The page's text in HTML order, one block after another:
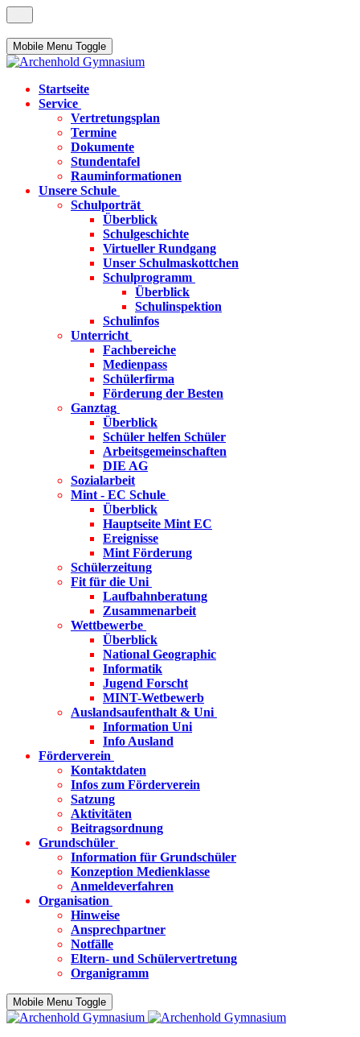
Mobile Menu Toggle
Startseite
Service
Vertretungsplan
Termine
Dokumente
Stundentafel
Rauminformationen
Unsere Schule
Schulporträt
Überblick
Schulgeschichte
Virtueller Rundgang
Unser Schulmaskottchen
Schulprogramm
Überblick
Schulinspektion
Schulinfos
Unterricht
Fachbereiche
Medienpass
Schülerfirma
Förderung der Besten
Ganztag
Überblick
Schüler helfen Schüler
Arbeitsgemeinschaften
DIE AG
Sozialarbeit
Mint - EC Schule
Überblick
Hauptseite Mint EC
Ereignisse
Mint Förderung
Schülerzeitung
Fit für die Uni
Laufbahnberatung
Zusammenarbeit
Wettbewerbe
Überblick
National Geographic
Informatik
Jugend Forscht
MINT-Wetbewerb
Auslandsaufenthalt & Uni
Information Uni
Info Ausland
Förderverein
Kontaktdaten
Infos zum Förderverein
Satzung
Aktivitäten
Beitragsordnung
Grundschüler
Information für Grundschüler
Konzeption Medienklasse
Anmeldeverfahren
Organisation
Hinweise
Ansprechpartner
Notfälle
Eltern- und Schülervertretung
Organigramm
Mobile Menu Toggle